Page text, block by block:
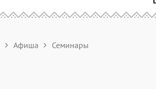
Афиша Семинары